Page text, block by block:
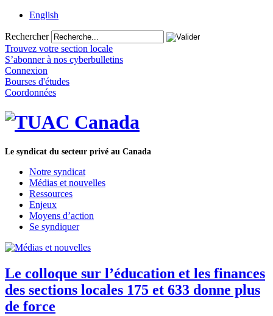
English
Rechercher
Trouvez votre section locale
S’abonner à nos cyberbulletins
Connexion
Bourses d'études
Coordonnées
Le syndicat du secteur privé au Canada
Notre syndicat
Médias et nouvelles
Ressources
Enjeux
Moyens d’action
Se syndiquer
Le colloque sur l’éducation et les finances
des sections locales 175 et 633 donne plus
de force